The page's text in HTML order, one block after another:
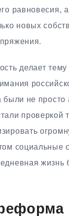
равновесия,
новых
делает
были не просто
проверкой
социальные
жизнь